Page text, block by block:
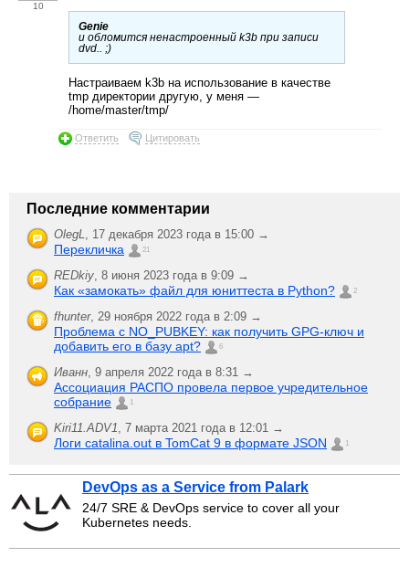
10
Genie
и обломится ненастроенный k3b при записи
dvd.. ;)
Настраиваем k3b на использование в качестве
tmp директории другую, у меня —
/home/master/tmp/
Ответить Цитировать
Последние комментарии
OlegL 17 декабря 2023 года в 15:00 →
Перекличка 21
REDkiy 8 июня 2023 года в 9:09 →
Как «замокать» файл для юниттеста в Python? 2
fhunter, 29 ноября 2022 года в 2:09 →
Проблема с NO_PUBKEY: как получить GPG-ключ и
добавить его в базу apt?
6
Иванн 9 апреля 2022 года в 8:31 →
Ассоциация РАСПО провела первое учредительное
собрание
1
Kiri11.ADV1 7 марта 2021 года в 12:01 →
Логи catalina.out в TomCat 9 в формате JSON 1
DevOps as a Service from Palark
24/7 SRE & DevOps service to cover all your
Kubernetes needs.